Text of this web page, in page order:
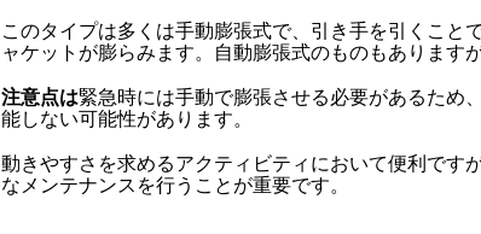
このタイプは多くは手動膨張式で、引き手を引くこと
ャケットが膨らみます。自動膨張式のものもあります
注意点は緊急時には手動で膨張させる必要があるため
能しない可能性があります。
動きやすさを求めるアクティビティにおいて便利です
なメンテナンスを行うことが重要です。